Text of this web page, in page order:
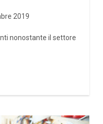
2019
nonostante il settore